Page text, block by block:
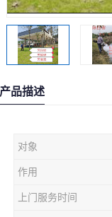
产品描述
对象
作用
上门服务时间